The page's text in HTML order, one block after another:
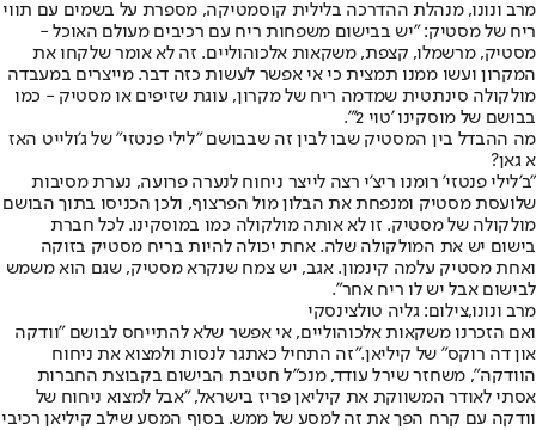
מרב ונונו, מנהלת ההדרכה בלילית קוסמטיקה, מספרת על בשמים עם תווי
ריח של מסטיק: "יש בבישום משפחות ריח עם רכיבים מעולם האוכל -
מסטיק, מרשמלו, קצפת, משקאות אלכוהוליים. זה לא אומר שלקחו את
המקרון ועשו ממנו תמצית כי אי אפשר לעשות כזה דבר. מייצרים במעבדה
מולקולה סינתטית שמדמה ריח של מקרון, עוגת שזיפים או מסטיק - כמו
בבושם של מוסקינו 'טוי 2'".
מה ההבדל בין המסטיק שבו לבין זה שבבושם "לילי פנטזי" של ג'ולייט האז
א גאן?
"ב'לילי פנטזי' רומנו ריצ'י רצה לייצר ניחוח לנערה פרועה, נערת מסיבות
שלועסת מסטיק ומנפחת את הבלון מול הפרצוף, ולכן הכניסו בתוך הבושם
מולקולה של מסטיק. זו לא אותה מולקולה כמו במוסקינו. לכל חברת
בישום יש את המולקולה שלה. אחת יכולה להיות בריח מסטיק בזוקה
ואחת מסטיק עלמה קינמון. אגב, יש צמח שנקרא מסטיק, שגם הוא משמש
לבישום אבל יש לו ריח אחר".
מרב ונונו,צילום: גליה טולצינסקי
ואם הזכרנו משקאות אלכוהוליים, אי אפשר שלא להתייחס לבושם "וודקה
און דה רוקס" של קיליאן."זה התחיל כאתגר לנסות ולמצוא את ניחוח
הוודקה", משחזר שירל עודד, מנכ"ל חטיבת הבישום בקבוצת החברות
אסתי לאודר המשווקת את קיליאן פריז בישראל, "אבל למצוא ניחוח של
וודקה עם קרח הפך את זה למסע של ממש. בסוף המסע שילב קיליאן רכיבי